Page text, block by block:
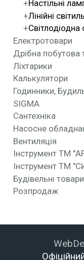
Настільні
Лінійні
Світлодіодна
Електротовари
Дрібна побутова
Ліхтарики
Калькулятори
Годинники,
SIGMA
Сантехніка
Насосне
Вентиляція
Інструмент ТМ
Інструмент ТМ
Будівельні
Розпродаж